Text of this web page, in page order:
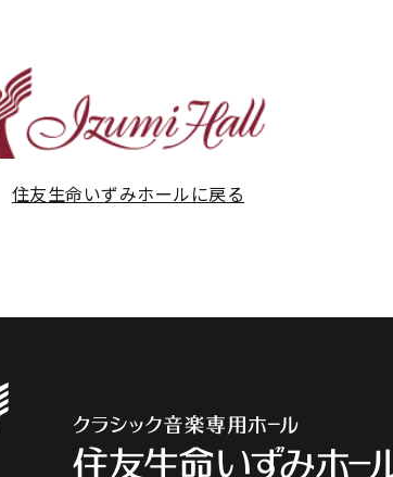
住友生命いずみホールに戻る